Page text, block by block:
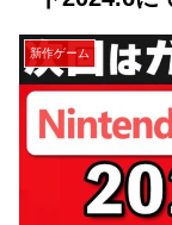
新作ゲーム